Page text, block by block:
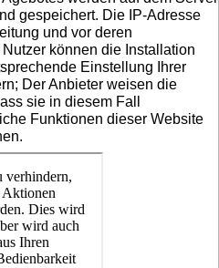
gespeichert. Die IP-Adresse
und vor deren
können die Installation
Einstellung Ihrer
Der Anbieter weisen die
sie in diesem Fall
Funktionen dieser Website